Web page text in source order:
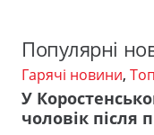
Популярні
Гарячі новини,
У
чоловік після